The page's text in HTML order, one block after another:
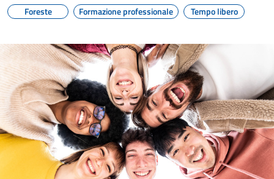
Foreste Formazione professionale Tempo libero